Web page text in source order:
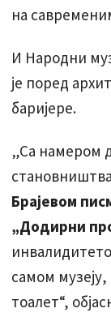
на
И Народни
је поред
баријере.
„Са намером
Брајевом
„Додирни
самом
тоалет“,